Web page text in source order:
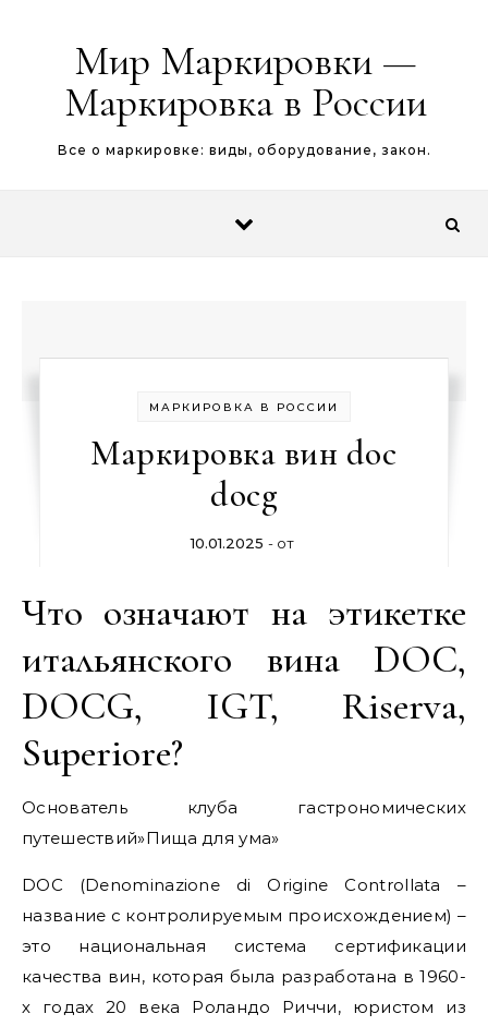
Мир Маркировки —
Маркировка в России
Все о маркировке: виды, оборудование, закон.
МАРКИРОВКА В РОССИИ
Маркировка вин doc
docg
10.01.2025 - от
Что означают на этикетке
итальянского вина DOC,
DOCG, IGT, Riserva,
Superiore?
Основатель клуба гастрономических
путешествий»Пища для ума»
DOC (Denominazione di Origine Controllata –
название с контролируемым происхождением) –
это национальная система сертификации
качества вин, которая была разработана в 1960-
х годах 20 века Роландо Риччи, юристом из